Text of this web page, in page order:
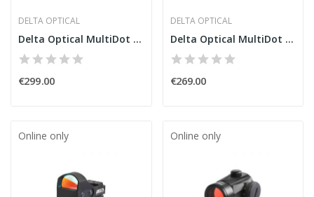
DELTA OPTICAL
Delta Optical MultiDot HD 36 Holographic Sight
€299.00
DELTA OPTICAL
Delta Optical MultiDot HD 25 Holographic Sight
€269.00
Online only Online only